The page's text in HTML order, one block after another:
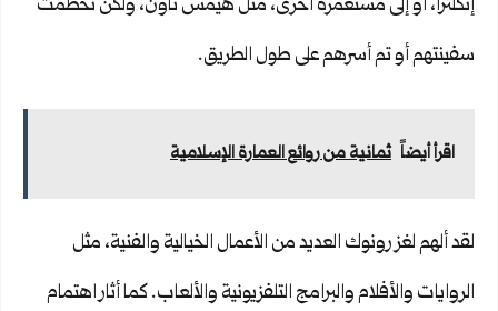
إنكلترا، أو إلى مستعمرة أخرى، مثل هيمس تاون، ولكن تحطمت
سفينتهم أو تم أسرهم على طول الطريق.
اقرأ أيضاً ثمانية من روائع العمارة الإسلامية
لقد ألهم لغز رونوك العديد من الأعمال الخيالية والفنية، مثل
الروايات والأفلام والبرامج التلفزيونية والألعاب. كما أثار اهتمام